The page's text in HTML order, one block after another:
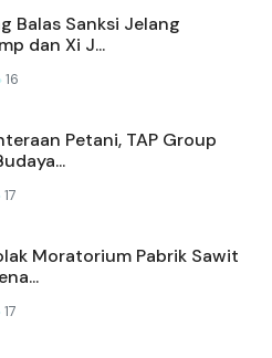
Balas Sanksi Jelang
dan Xi J...
16
Petani, TAP Group
17
Moratorium Pabrik Sawit
17